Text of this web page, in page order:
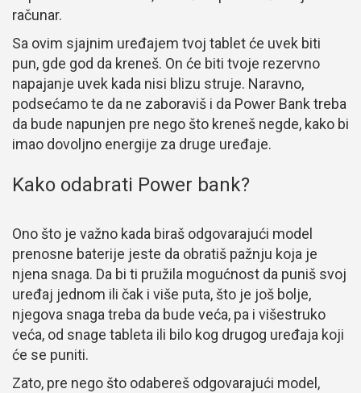
računar.
Sa ovim sjajnim uređajem tvoj tablet će uvek biti
pun, gde god da kreneš. On će biti tvoje rezervno
napajanje uvek kada nisi blizu struje. Naravno,
podsećamo te da ne zaboraviš i da Power Bank treba
da bude napunjen pre nego što kreneš negde, kako bi
imao dovoljno energije za druge uređaje.
Kako odabrati Power bank?
Ono što je važno kada biraš odgovarajući model
prenosne baterije jeste da obratiš pažnju koja je
njena snaga. Da bi ti pružila mogućnost da puniš svoj
uređaj jednom ili čak i više puta, što je još bolje,
njegova snaga treba da bude veća, pa i višestruko
veća, od snage tableta ili bilo kog drugog uređaja koji
će se puniti.
Zato, pre nego što odabereš odgovarajući model,